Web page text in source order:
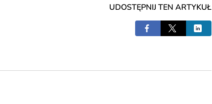
UDOSTĘPNIJ TEN ARTYKUŁ